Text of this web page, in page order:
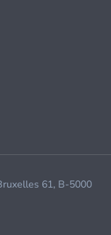
61, B-5000